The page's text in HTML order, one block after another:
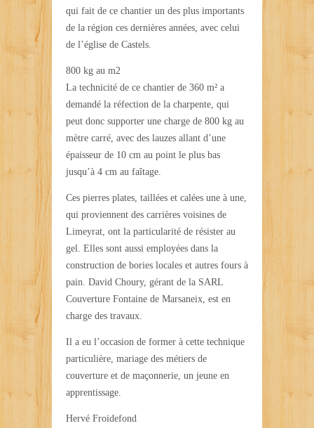
qui fait de ce chantier un des plus importants
de la région ces dernières années, avec celui
de l’église de Castels.
800 kg au m2
La technicité de ce chantier de 360 m² a
demandé la réfection de la charpente, qui
peut donc supporter une charge de 800 kg au
mètre carré, avec des lauzes allant d’une
épaisseur de 10 cm au point le plus bas
jusqu’à 4 cm au faîtage.
Ces pierres plates, taillées et calées une à une,
qui proviennent des carrières voisines de
Limeyrat, ont la particularité de résister au
gel. Elles sont aussi employées dans la
construction de bories locales et autres fours à
pain. David Choury, gérant de la SARL
Couverture Fontaine de Marsaneix, est en
charge des travaux.
Il a eu l’occasion de former à cette technique
particulière, mariage des métiers de
couverture et de maçonnerie, un jeune en
apprentissage.
Hervé Froidefond